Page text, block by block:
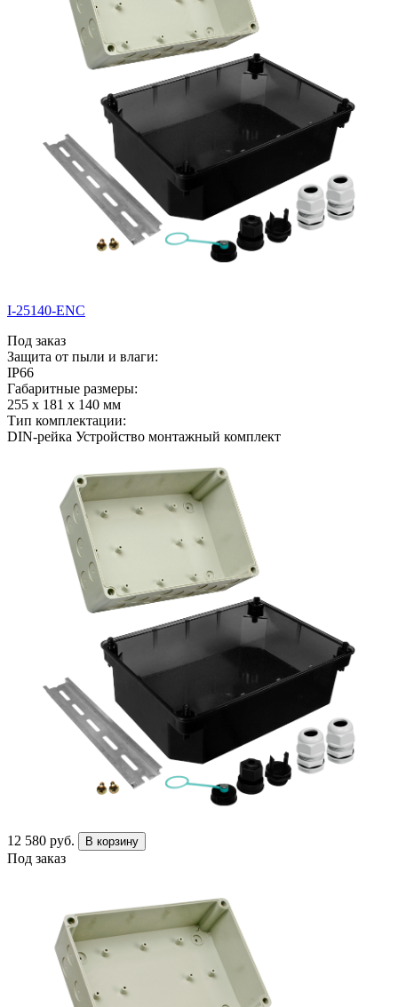
I-25140-ENC
Под заказ
Защита от пыли и влаги:
IP66
Габаритные размеры:
255 x 181 x 140 мм
Тип комплектации:
DIN-рейка Устройство монтажный комплект
12 580 руб. В корзину
Под заказ